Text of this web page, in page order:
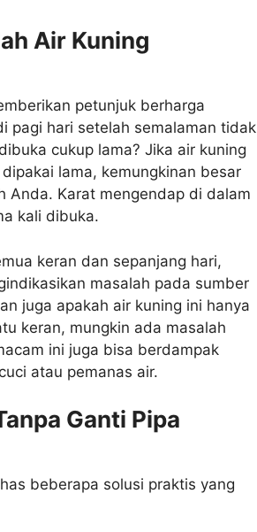
Air Kuning
petunjuk berharga
pagi hari setelah semalaman tidak
cukup lama? Jika air kuning
lama, kemungkinan besar
Anda. Karat mengendap di dalam
kali dibuka.
keran dan sepanjang hari,
masalah pada sumber
juga apakah air kuning ini hanya
keran, mungkin ada masalah
ini juga bisa berdampak
atau pemanas air.
Ganti Pipa
beberapa solusi praktis yang